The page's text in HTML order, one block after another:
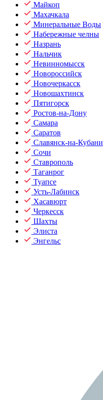
Майкоп
Махачкала
Минеральные Воды
Набережные челны
Назрань
Нальчик
Невинномысск
Новороссийск
Новочеркасск
Новошахтинск
Пятигорск
Ростов-на-Дону
Самара
Саратов
Славянск-на-Кубани
Сочи
Ставрополь
Таганрог
Туапсе
Усть-Лабинск
Хасавюрт
Черкесск
Шахты
Элиста
Энгельс